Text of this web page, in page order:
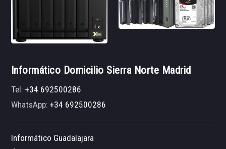
Informático Domicilio Sierra Norte Madrid
Tel:+34 692500286
WhatsApp:+34 692500286
Informático Guadalajara